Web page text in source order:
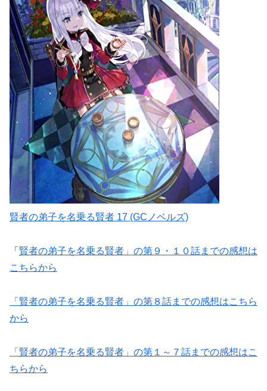
賢者の弟子を名乗る賢者 17 (GCノベルズ)
「 賢者の弟子を名乗る賢者」の第９・１０話までの感想は
こちらから
「賢者の弟子を名乗る賢者」の第８話までの感想はこちら
から
「賢者の弟子を名乗る賢者」の第１～７話までの感想はこ
ちらから